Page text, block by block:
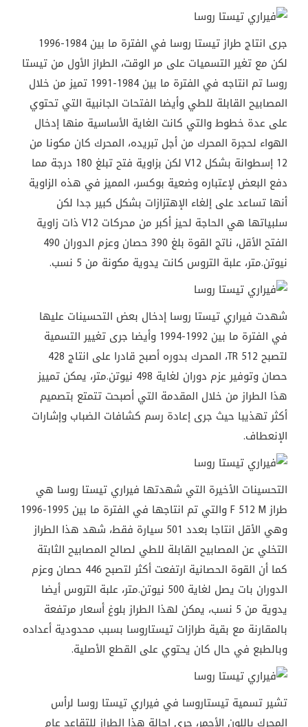
جرى انتاج طراز تيستا روسا في الفترة ما بين 1984-1996
لكن مع تغير التسميات على مر الوقت، الطراز الأول من تيستا
روسا تم انتاجه في الفترة ما بين 1984-1991 تميز من خلال
المصابيح القابلة للطي وأيضا الفتحات الجانبية التي تحتوي
على عدة خطوط والتي كانت الغاية الأساسية منها إدخال
الهواء لحجرة المحرك من أجل تبريده، المحرك كان مكونا من
12 إسطوانة بشكل V12 لكن بزاوية فتح تبلغ 180 درجة مما
دفع البعض لإعتباره وضعية بوكسر، المميز في هذه الزاوية
أنها تساعد على إلغاء الإهتزازات بشكل كبير جدا لكن
سلبياتها هي الحاجة لحيز أكبر من محركات V12 ذات زاوية
الفتح الأقل، ناتج القوة بلغ 390 حصان وعزم الدوران 490
نيوتن.متر، علبة التروس كانت يدوية مكونة من 5 نسب.
شهدت فيراري تيستا روسا إدخال بعض التحسينات عليها
في الفترة ما بين 1992-1994 وأيضا جرى تغيير التسمية
لتصبح 512 TR، المحرك بدوره أصبح قادرا على انتاج 428
حصان وتوفير عزم دوران لغاية 498 نيوتن.متر، يمكن تمييز
هذا الطراز من خلال المقدمة التي أصبحت تتمتع بتصميم
أكثر تهذيبا حيث جرى إعادة رسم كشافات الضباب وإشارات
الإنعطاف.
التحسينات الأخيرة التي شهدتها فيراري تيستا روسا هي
طراز F 512 M والتي تم انتاجها في الفترة ما بين 1995-1996
وهي الأقل انتاجا بعدد 501 سيارة فقط، شهد هذا الطراز
التخلي عن المصابيح القابلة للطي لصالح المصابيح الثابتة
كما أن القوة الحصانية ارتفعت أكثر لتصبح 446 حصان وعزم
الدوران بات يصل لغاية 500 نيوتن.متر، علبة التروس أيضا
يدوية من 5 نسب، يمكن لهذا الطراز بلوغ أسعار مرتفعة
بالمقارنة مع بقية طرازات تيستاروسا بسبب محدودية أعداده
وبالطبع في حال كان يحتوي على القطع الأصلية.
تشير تسمية تيستاروسا في فيراري تيستا روسا لرأس
المحرك باللون الأحمر، جرى إحالة هذا الطراز للتقاعد عام